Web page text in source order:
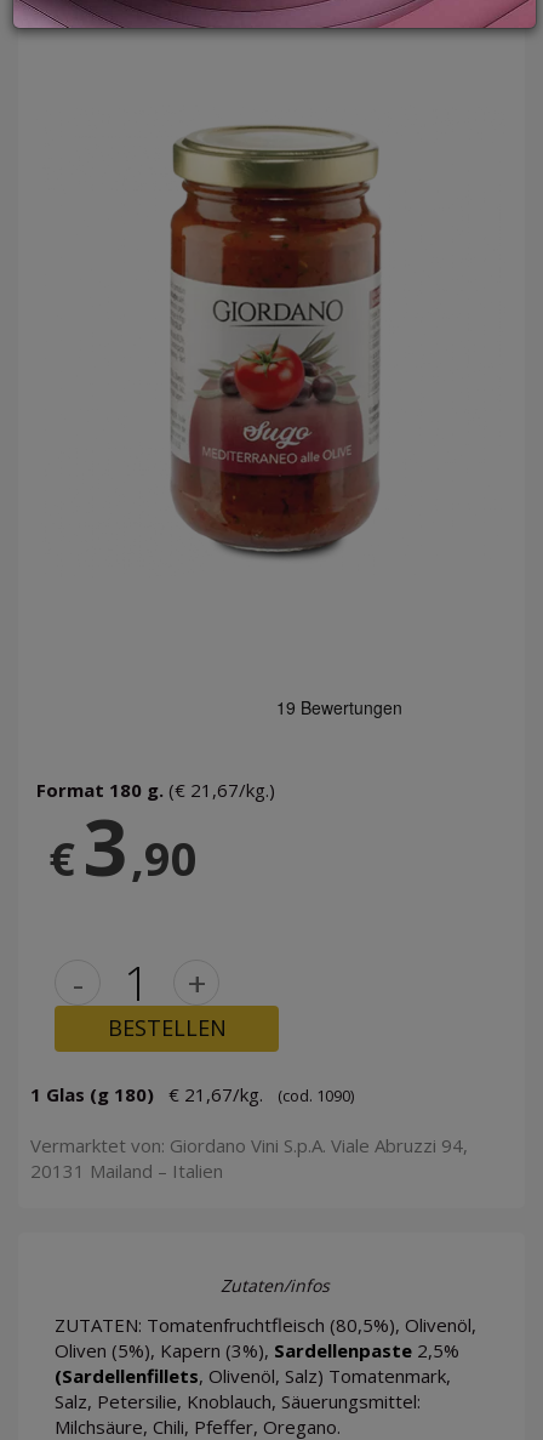
Format 180 g. (€ 21,67/kg.)
€3,90
- +
BESTELLEN
1 Glas (g 180) € 21,67/kg. (cod. 1090)
Vermarktet von: Giordano Vini S.p.A. Viale Abruzzi 94,
20131 Mailand – Italien
Zutaten/infos
ZUTATEN: Tomatenfruchtfleisch (80,5%), Olivenöl,
Oliven (5%), Kapern (3%), Sardellenpaste 2,5%
(Sardellenfillets, Olivenöl, Salz) Tomatenmark,
Salz, Petersilie, Knoblauch, Säuerungsmittel:
Milchsäure, Chili, Pfeffer, Oregano.